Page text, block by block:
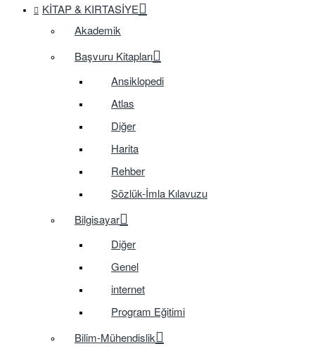
KITAP & KIRTASIYE
Akademik
Başvuru Kitapları
Ansiklopedi
Atlas
Diğer
Harita
Rehber
Sözlük-İmla Kılavuzu
Bilgisayar
Diğer
Genel
internet
Program Eğitimi
Bilim-Mühendislik